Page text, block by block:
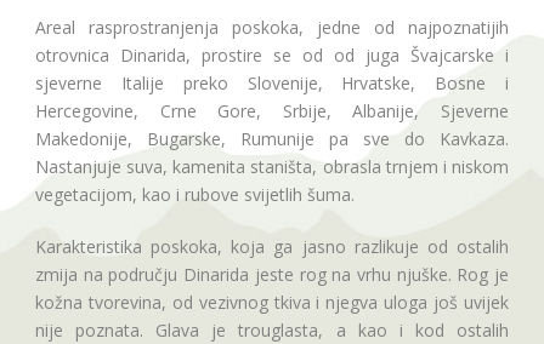
Areal rasprostranjenja poskoka, jedne od najpoznatijih
otrovnica Dinarida, prostire se od od juga Švajcarske i
sjeverne Italije preko Slovenije, Hrvatske, Bosne i
Hercegovine, Crne Gore, Srbije, Albanije, Sjeverne
Makedonije, Bugarske, Rumunije pa sve do Kavkaza.
Nastanjuje suva, kamenita staništa, obrasla trnjem i niskom
vegetacijom, kao i rubove svijetlih šuma.
Karakteristika poskoka, koja ga jasno razlikuje od ostalih
zmija na području Dinarida jeste rog na vrhu njuške. Rog je
kožna tvorevina, od vezivnog tkiva i njegva uloga još uvijek
nije poznata. Glava je trouglasta, a kao i kod ostalih